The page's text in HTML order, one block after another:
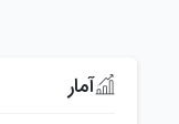
آمار